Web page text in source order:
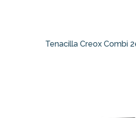
Tenacilla Creox Combi